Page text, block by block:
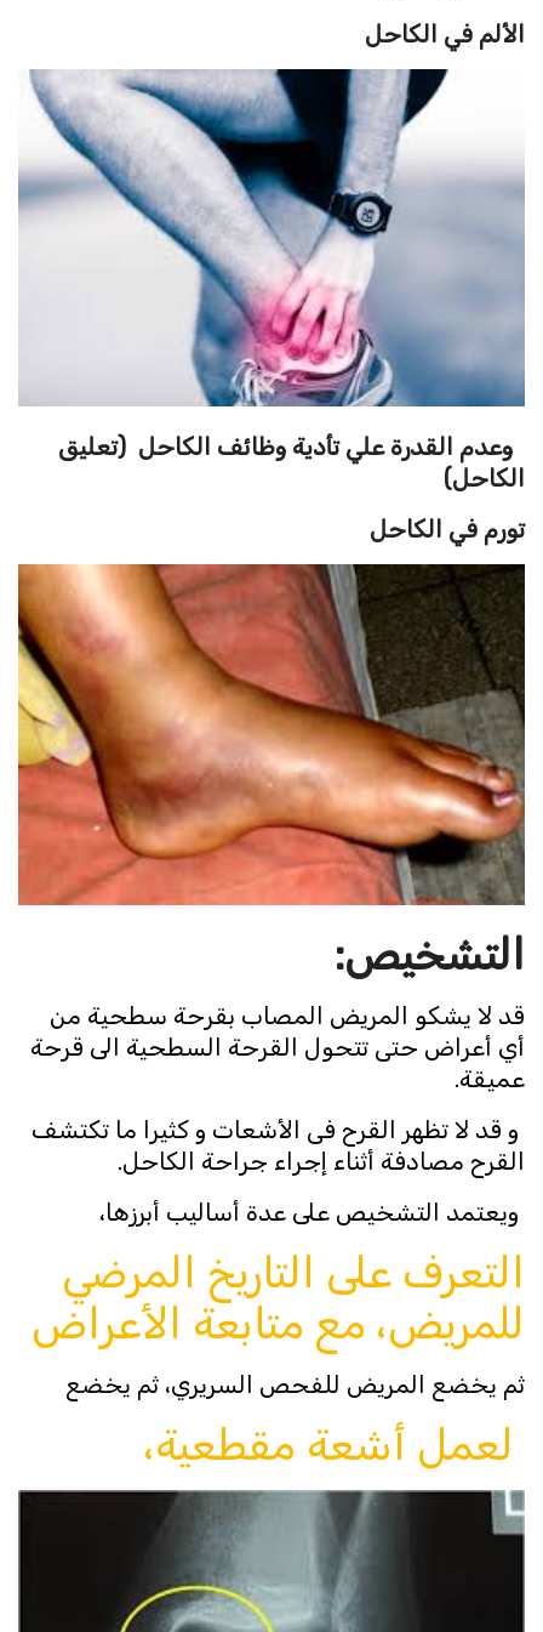
الألم في الكاحل
وعدم القدرة علي تأدية وظائف الكاحل (تعليق
الكاحل)
تورم في الكاحل
التشخيص:
قد لا يشكو المريض المصاب بقرحة سطحية من
أي أعراض حتى تتحول القرحة السطحية الى قرحة
عميقة.
و قد لا تظهر القرح فى الأشعات و كثيرا ما تكتشف
القرح مصادفة أثناء إجراء جراحة الكاحل.
ويعتمد التشخيص على عدة أساليب أبرزها،
التعرف على التاريخ المرضي
للمريض، مع متابعة الأعراض
ثم يخضع المريض للفحص السريري، ثم يخضع
لعمل أشعة مقطعية،